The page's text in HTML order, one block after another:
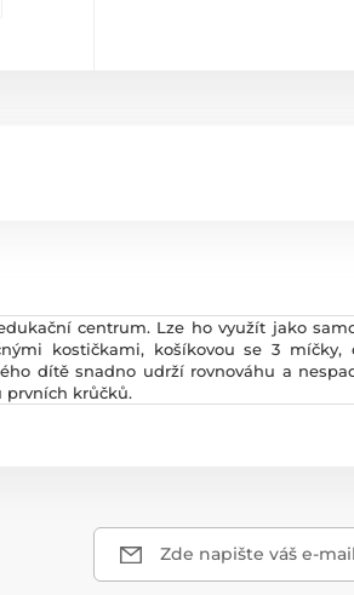
centrum. Lze ho využít jako
kostičkami, košíkovou se 3 míčky,
dítě snadno udrží rovnováhu a
prvních krůčků.
Zde napište váš e-mail